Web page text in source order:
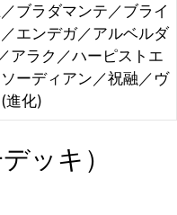
ブラダマンテ／ブライ
エンデガ／アルベルダ
アラク／ハーピストエ
ーディアン／祝融／ヴ
進化)
ッキ）